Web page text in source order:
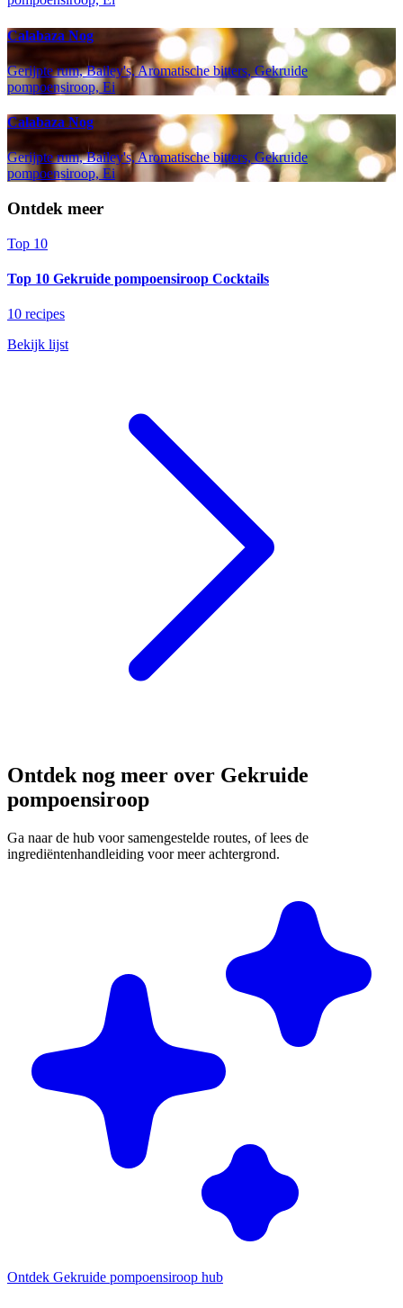
Calabaza Nog
Gerijpte rum, Bailey's, Aromatische bitters, Gekruide
pompoensiroop, Ei
Calabaza Nog
Gerijpte rum, Bailey's, Aromatische bitters, Gekruide
pompoensiroop, Ei
Ontdek meer
Top 10
Top 10 Gekruide pompoensiroop Cocktails
10 recipes
Bekijk lijst
Ontdek nog meer over Gekruide
pompoensiroop
Ga naar de hub voor samengestelde routes, of lees de
ingrediëntenhandleiding voor meer achtergrond.
Ontdek Gekruide pompoensiroop hub